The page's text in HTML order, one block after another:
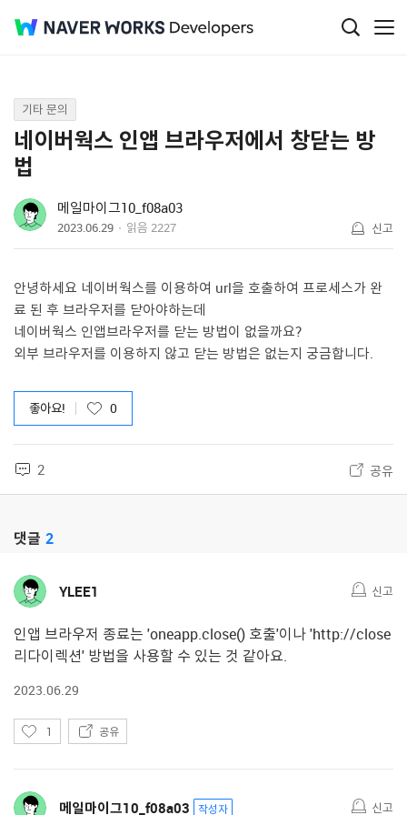
Q&A
기타 문의
네이버웍스 인앱 브라우저에서 창닫는 방
법
메일마이그10_f08a03
2023.06.29 읽음 2227 신고
안녕하세요 네이버웍스를 이용하여 url을 호출하여 프로세스가 완
료 된 후 브라우저를 닫아야하는데
네이버웍스 인앱브라우저를 닫는 방법이 없을까요?
외부 브라우저를 이용하지 않고 닫는 방법은 없는지 궁금합니다.
좋아요! 0
2 공유
댓글 2
YLEE1 신고
인앱 브라우저 종료는 'oneapp.close() 호출'이나 'http://close
리다이렉션' 방법을 사용할 수 있는 것 같아요.
2023.06.29
좋
1 공유
메일마이그10_f08a03 작성자 신고